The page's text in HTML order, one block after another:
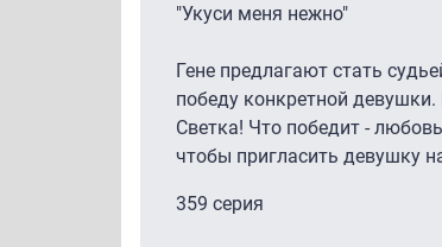
"Укуси меня нежно"
Гене предлагают стать
победу конкретной девушки.
Светка! Что победит -
чтобы пригласить девушку
359 серия